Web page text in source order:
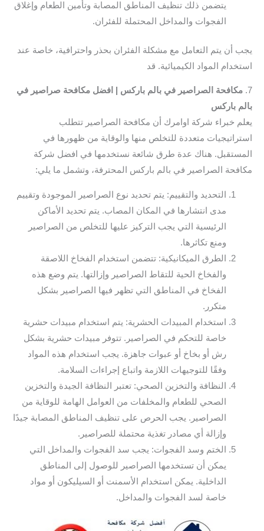
يتضمن ذلك تنظيف المناطق المصابة وتأمين الطعام وإغلاق
الفجوات والمداخل المحتملة للفئران.
يجب أن يتم التعامل مع مشكلة الفئران بحذر واحترافية، خاصة عند
استخدام المواد الكيميائية. قد
7. مكافحة الصراصير في بالم باركس | افضل مكافحة صراصير في
بالم باركس
يعلم خبراء شركة اوامرك أن مكافحة الصراصير تتطلب
استراتيجيات متعددة للتخلص منها والوقاية من ظهورها في
المستقبل. هناك عدة طرق شائعة نستخدمها في افضل شركة
مكافحة الصراصير في بالم باركس المحترفة، وتشمل ما يلي:
التحديد والتقييم: يتم تحديد نوع الصراصير الموجودة وتقييم
مدى انتشارها في المكان المصاب. يتم تحديد الأماكن
الرئيسية التي يجب التركيز عليها للتخلص من الصراصير
ومنع تكاثرها.
الطرق الميكانيكية: تتضمن استخدام الفخاخ اللاصقة
والفخاخ الحية للتقاط الصراصير وإزالتها. يتم وضع هذه
الفخاخ في المناطق التي تظهر فيها الصراصير بشكل
متكرر.
استخدام المبيدات الحشرية: يتم استخدام مبيدات حشرية
خاصة للتحكم في الصراصير. تتوفر مبيدات حشرية بشكل
رش أو بخاخ أو عبوات جاهزة. يجب استخدام هذه المواد
وفقًا للتوجيهات اللازمة واتباع إجراءات السلامة.
النظافة والتخزين الصحي: تعتبر النظافة الجيدة والتخزين
الصحي للطعام والمخلفات من العوامل الهامة للوقاية من
الصراصير. يجب الحرص على تنظيف المناطق المصابة جيدًا
وإزالة أي مصادر تغذية محتملة للصراصير.
الختم وسد الفجوات: يجب سد الفجوات والمداخل التي
يمكن أن تستخدمها الصراصير للوصول إلى المناطق
الداخلية. يمكن استخدام الأسمنت أو السيليكون أو مواد
خاصة لسد الفجوات والمداخل.